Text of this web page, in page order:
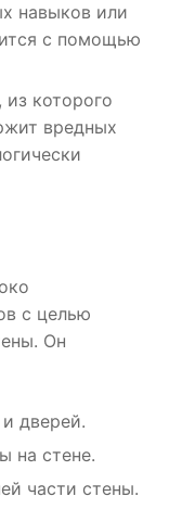
навыков или
с помощью
которого
вредных
с целью
Он
дверей.
на стене.
части стены.